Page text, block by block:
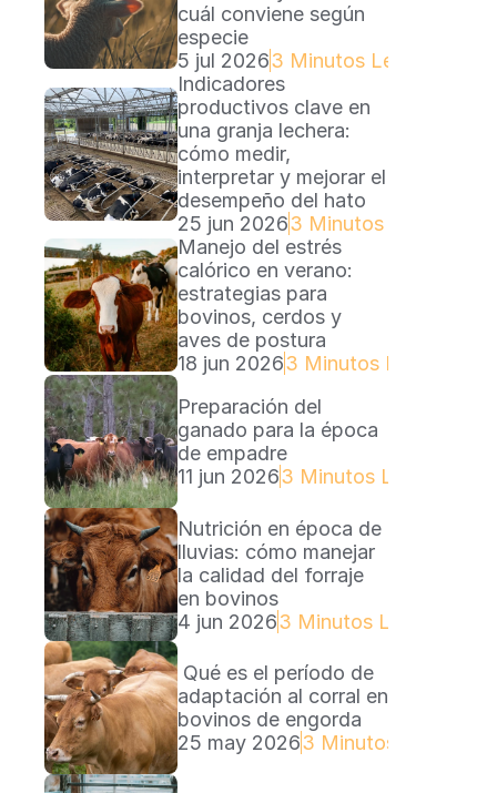
cuál conviene según
especie
5 jul 20263 Minutos Lectura
Indicadores
productivos clave en
una granja lechera:
cómo medir,
interpretar y mejorar el
desempeño del hato
25 jun 20263 Minutos Lectura
Manejo del estrés
calórico en verano:
estrategias para
bovinos, cerdos y
aves de postura
18 jun 20263 Minutos Lectura
Preparación del
ganado para la época
de empadre
11 jun 20263 Minutos Lectura
Nutrición en época de
lluvias: cómo manejar
la calidad del forraje
en bovinos
4 jun 20263 Minutos Lectura
adaptación al corral en
bovinos de engorda
25 may 20263 Minutos Lectura